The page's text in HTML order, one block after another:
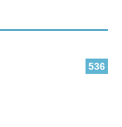
536